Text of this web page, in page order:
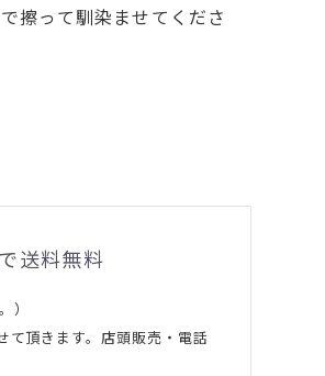
擦って馴染ませてくださ
送料無料
）
頂きます。店頭販売・電話